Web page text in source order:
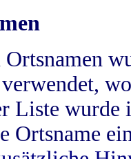
Ortsnamen
Liste wurde
Ortsname